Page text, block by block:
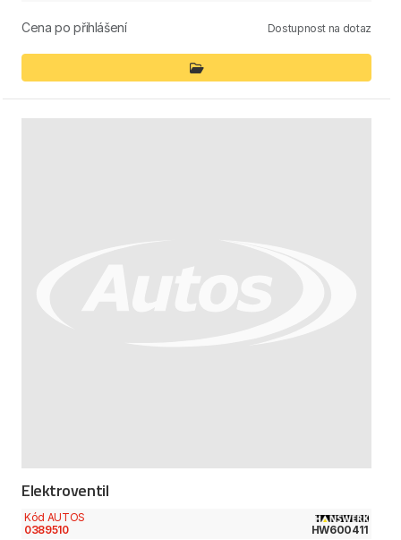
Cena po přihlášení Dostupnost na dotaz
Elektroventil
Kód AUTOS
0389510
HW600411